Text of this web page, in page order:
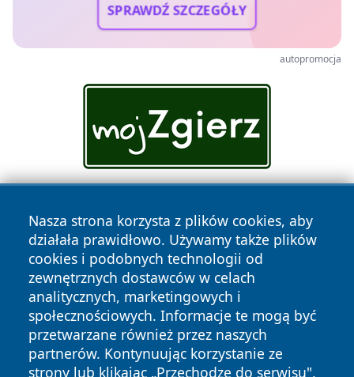
SPRAWDŹ SZCZEGÓŁY
autopromocja
Nasza strona korzysta z plików cookies, aby
działała prawidłowo. Używamy także plików
cookies i podobnych technologii od
zewnętrznych dostawców w celach
analitycznych, marketingowych i
społecznościowych. Informacje te mogą być
przetwarzane również przez naszych
partnerów. Kontynuując korzystanie ze
strony lub klikając „Przechodzę do serwisu",
Copyright © 2026 portalzory.pl Wszystkie prawa zastrzeżone.
News Autorzy
Polityka
Prywatności
Polityka
Cookies